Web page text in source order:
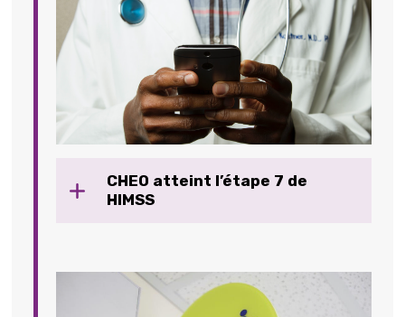
CHEO atteint l’étape 7 de
HIMSS